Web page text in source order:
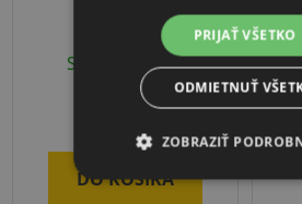
Skladom (1 ks)
DO KOŠÍKA
PRIJAŤ VŠETKO
ODMIETNUŤ
ZOBRAZIŤ